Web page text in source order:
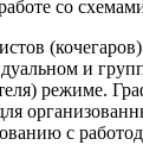
со
(кочегаров)
и
режиме.
с